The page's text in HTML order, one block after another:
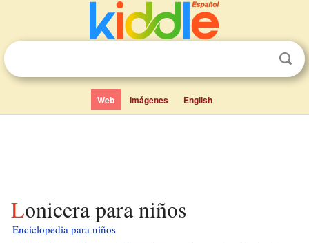
Web Imágenes English
Lonicera para niños
Enciclopedia para niños